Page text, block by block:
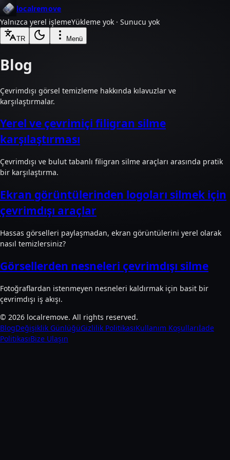
localremove
Yalnızca yerel işlemeYükleme yok · Sunucu yok
TR Menü
Blog
Çevrimdışı görsel temizleme hakkında kılavuzlar ve
karşılaştırmalar.
Yerel ve çevrimiçi filigran silme
karşılaştırması
Çevrimdışı ve bulut tabanlı filigran silme araçları arasında pratik
bir karşılaştırma.
Ekran görüntülerinden logoları silmek için
çevrimdışı araçlar
Hassas görselleri paylaşmadan, ekran görüntülerini yerel olarak
nasıl temizlersiniz?
Görsellerden nesneleri çevrimdışı silme
Fotoğraflardan istenmeyen nesneleri kaldırmak için basit bir
çevrimdışı iş akışı.
© 2026 localremove. All rights reserved.
BlogDeğişiklik GünlüğüGizlilik PolitikasıKullanım Koşullarıİade
PolitikasıBize Ulaşın